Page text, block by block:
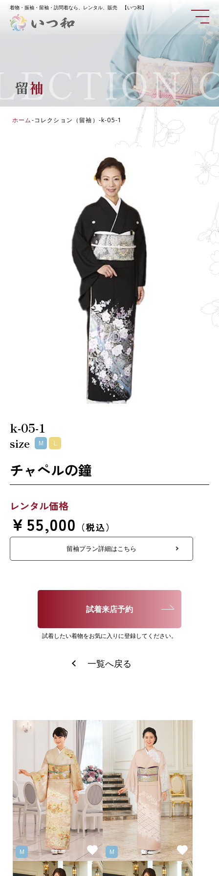
着物・振袖・留袖・訪問着なら、レンタル、販売 【いつ和】
留袖
ホーム-コレクション（留袖） -k-05-1
k-05-1
size M L
チャペルの鐘
レンタル価格
￥55,000 （税込）
留袖プラン詳細はこちら
試着来店予約
試着したい着物をお気に入りに登録してください。
一覧へ戻る
M M